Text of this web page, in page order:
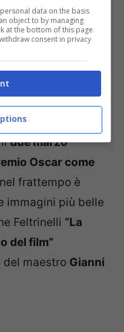
ildue marzo
Oscar come
nel frattempo è
immagini più belle
Feltrinelli “La
del film”
maestro Gianni
data on the basis
object to by managing
at the bottom of this page
consent in privacy